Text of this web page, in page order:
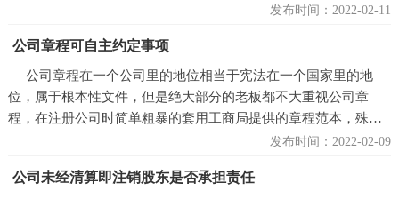
发布时间：2022-02-11
公司章程可自主约定事项
公司章程在一个公司里的地位相当于宪法在一个国家里的地
位，属于根本性文件，但是绝大部分的老板都不大重视公司章
程，在注册公司时简单粗暴的套用工商局提供的章程范本，殊…
发布时间：2022-02-09
公司未经清算即注销股东是否承担责任